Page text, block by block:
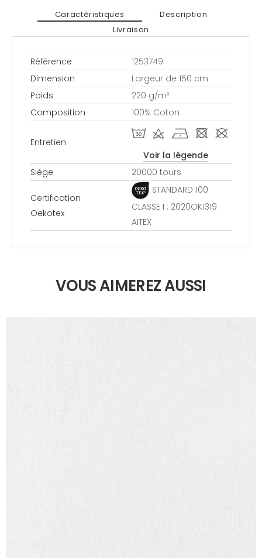
Caractéristiques
Description
Livraison
Référence
1253749
Dimension
Largeur de 150 cm
Poids
220 g/m²
Composition
100% Coton
Entretien
T d h - #
Voir la légende
Siège
20000 tours
Certification
Oekotex
STANDARD 100
CLASSE I : 2020OK1319
AITEX
VOUS AIMEREZ AUSSI